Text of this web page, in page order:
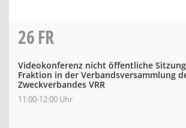
26FR
Videokonferenz nicht öffentliche Sitzung
Fraktion in der Verbandsversammlung
Zweckverbandes VRR
11:00-12:00 Uhr